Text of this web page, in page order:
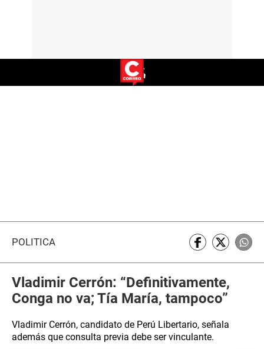
POLÍTICA
Vladimir Cerrón: “Definitivamente,
Conga no va; Tía María, tampoco”
Vladimir Cerrón, candidato de Perú Libertario, ​señala
además que consulta previa debe ser vinculante.